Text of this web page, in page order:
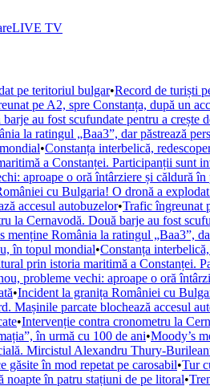
LIVE TV
pe teritoriul bulgar•Record de turiști
pe A2, spre Constanța, după un
au fost scufundate pentru a crește
la ratingul „Baa3”, dar păstrează
•Constanța interbelică,
a Constanței. Participanții sunt
aproape o oră întârziere și căldură
cu Bulgaria! O dronă a
accesul autobuzelor•Trafic îngreunat
la Cernavodă. Două barje au fost
menține România la ratingul „Baa3”,
în topul mondial•Constanța
prin istoria maritimă a Constanței.
probleme vechi: aproape o oră
•Incident la granița României cu
Mașinile parcate blochează accesul
•Intervenție contra cronometru la
în urmă cu 100 de ani•Moody’s
Mircistul Alexandru Thury-
găsite în mod repetat pe carosabil•Tur
în patru stațiuni de pe litoral•